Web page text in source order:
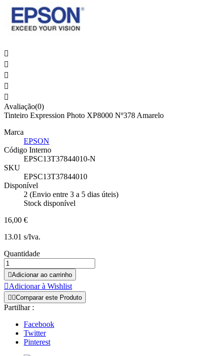





Avaliação(0)
Tinteiro Expression Photo XP8000 Nº378 Amarelo
Marca
EPSON
Código Interno
EPSC13T37844010-N
SKU
EPSC13T37844010
Disponível
2 (Envio entre 3 a 5 dias úteis)
Stock disponível
16,00 €
13.01 s/Iva.
Quantidade
Adicionar ao carrinho
Adicionar à Wishlist
Comparar este Produto
Partilhar :
Facebook
Twitter
Pinterest